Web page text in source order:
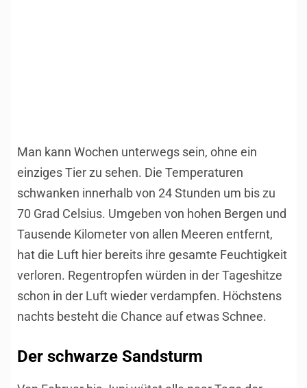
Man kann Wochen unterwegs sein, ohne ein
einziges Tier zu sehen. Die Temperaturen
schwanken innerhalb von 24 Stunden um bis zu
70 Grad Celsius. Umgeben von hohen Bergen und
Tausende Kilometer von allen Meeren entfernt,
hat die Luft hier bereits ihre gesamte Feuchtigkeit
verloren. Regentropfen würden in der Tageshitze
schon in der Luft wieder verdampfen. Höchstens
nachts besteht die Chance auf etwas Schnee.
Der schwarze Sandsturm